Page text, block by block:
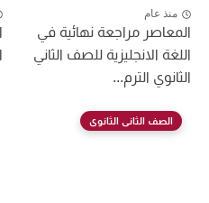
منذ عام
المعاصر مراجعة نهائية في
اللغة الانجليزية للصف الثاني
الثانوي الترم...
الصف الثانى الثانوى